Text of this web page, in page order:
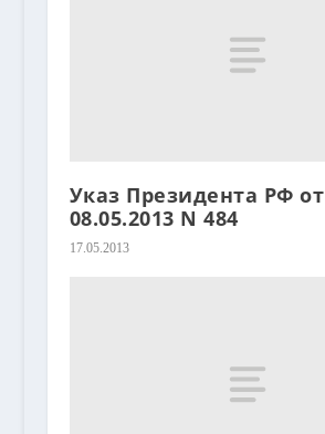
Указ Президента РФ от
08.05.2013 N 484
17.05.2013